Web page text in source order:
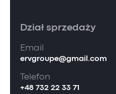
Dział sprzedaży
Email
ervgroupe@gmail.com
Telefon
+48 732 22 33 71